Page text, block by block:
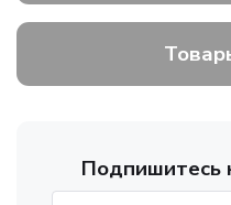
Подпишитесь